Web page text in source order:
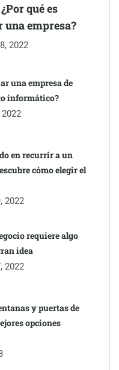
qué es
empresa?
2022
una empresa de
informático?
en recurrir a un
cómo elegir el
2022
requiere algo
idea
2022
y puertas de
opciones